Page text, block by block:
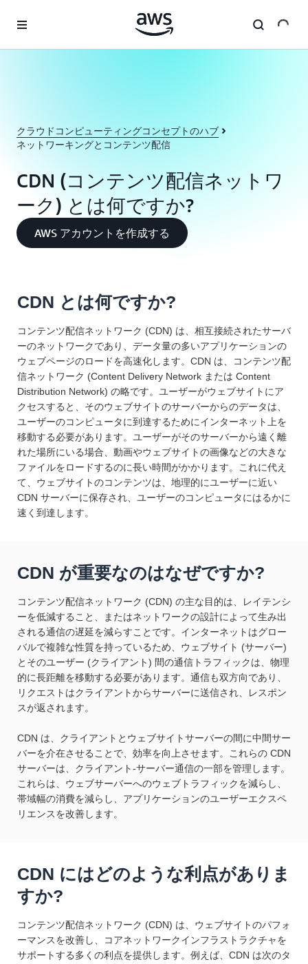
クラウドコンピューティングコンセプトのハブ
ネットワーキングとコンテンツ配信
CDN (コンテンツ配信ネットワ
ーク) とは何ですか?
AWS アカウントを作成する
CDN とは何ですか?
コンテンツ配信ネットワーク (CDN) は、相互接続されたサーバ
ーのネットワークであり、データ量の多いアプリケーションの
ウェブページのロードを高速化します。CDN は、コンテンツ配
信ネットワーク (Content Delivery Network または Content
Distribution Network) の略です。ユーザーがウェブサイトにア
クセスすると、そのウェブサイトのサーバーからのデータは、
ユーザーのコンピュータに到達するためにインターネット上を
移動する必要があります。ユーザーがそのサーバーから遠く離
れた場所にいる場合、動画やウェブサイトの画像などの大きな
ファイルをロードするのに長い時間がかかります。これに代え
て、ウェブサイトのコンテンツは、地理的にユーザーに近い
CDN サーバーに保存され、ユーザーのコンピュータにはるかに
速く到達します。
CDN が重要なのはなぜですか?
コンテンツ配信ネットワーク (CDN) の主な目的は、レイテンシ
ーを低減すること、またはネットワークの設計によって生み出
される通信の遅延を減らすことです。インターネットはグロー
バルで複雑な性質を持っているため、ウェブサイト (サーバー)
とそのユーザー (クライアント) 間の通信トラフィックは、物理
的に長距離を移動する必要があります。通信も双方向であり、
リクエストはクライアントからサーバーに送信され、レスポン
スが返されます。
CDN は、クライアントとウェブサイトサーバーの間に中間サー
バーを介在させることで、効率を向上させます。これらの CDN
サーバーは、クライアント-サーバー通信の一部を管理します。
これらは、ウェブサーバーへのウェブトラフィックを減らし、
帯域幅の消費を減らし、アプリケーションのユーザーエクスペ
リエンスを改善します。
CDN にはどのような利点がありま
すか?
コンテンツ配信ネットワーク (CDN) は、ウェブサイトのパフォ
ーマンスを改善し、コアネットワークインフラストラクチャを
サポートする多くの利点を提供します。例えば、CDN は次のタ